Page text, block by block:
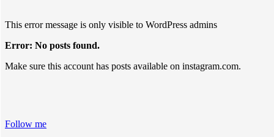
This error message is only visible to WordPress admins
Error: No posts found.
Make sure this account has posts available on instagram.com.
Follow me